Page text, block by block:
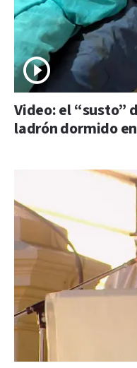
Video: el “susto”
ladrón dormido